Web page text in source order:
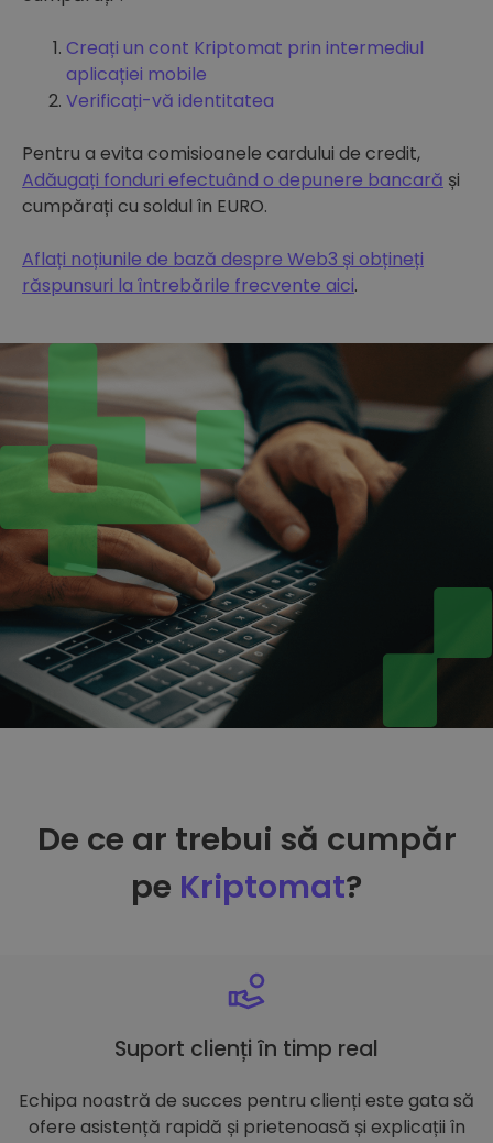
Creați un cont Kriptomat prin intermediul
aplicației mobile
Verificați-vă identitatea
Pentru a evita comisioanele cardului de credit,
Adăugați fonduri efectuând o depunere bancară și
cumpărați cu soldul în EURO.
Aflați noțiunile de bază despre Web3 și obțineți
răspunsuri la întrebările frecvente aici.
De ce ar trebui să cumpăr
pe Kriptomat?
Suport clienți în timp real
Echipa noastră de succes pentru clienți este gata să
ofere asistență rapidă și prietenoasă și explicații în